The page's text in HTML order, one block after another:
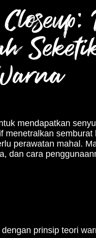
mendapatkan
menetralkan semburat
perawatan mahal.
dan cara
prinsip teori